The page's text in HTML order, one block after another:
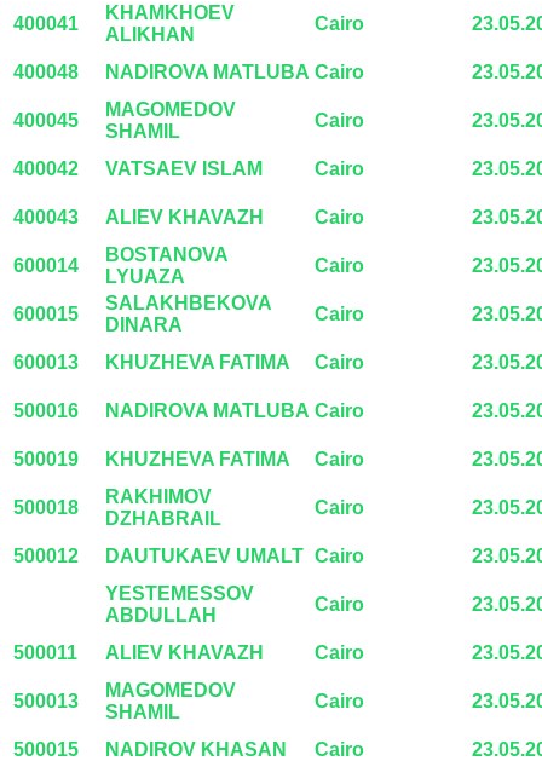
400041
KHAMKHOEV
ALIKHAN
Cairo
400048 NADIROVA MATLUBA Cairo
400045
MAGOMEDOV
SHAMIL
Cairo
400042 VATSAEV ISLAM Cairo
400043 ALIEV KHAVAZH Cairo
600014
BOSTANOVA
LYUAZA
Cairo
600015
SALAKHBEKOVA
DINARA
Cairo
600013 KHUZHEVA FATIMA Cairo
500016 NADIROVA MATLUBA Cairo
500019 KHUZHEVA FATIMA Cairo
500018
RAKHIMOV
DZHABRAIL
Cairo
500012 DAUTUKAEV UMALT Cairo
YESTEMESSOV
ABDULLAH
Cairo
500011 ALIEV KHAVAZH Cairo
500013
MAGOMEDOV
SHAMIL
Cairo
500015 NADIROV KHASAN Cairo